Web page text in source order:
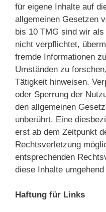
für eigene Inhalte auf
allgemeinen Gesetzen
bis 10 TMG sind wir
nicht verpflichtet,
fremde Informationen
Umständen zu
Tätigkeit hinweisen.
oder Sperrung der
den allgemeinen
unberührt. Eine
erst ab dem Zeitpunkt
Rechtsverletzung
entsprechenden
diese Inhalte
Haftung für Links